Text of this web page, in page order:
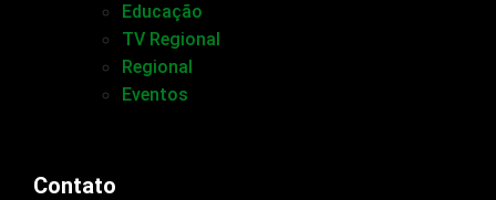
Educação
TV Regional
Regional
Eventos
Contato